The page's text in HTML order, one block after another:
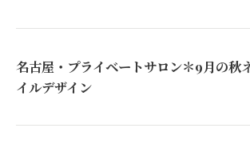
名古屋・プライベートサロン＊9月の秋
イルデザイン